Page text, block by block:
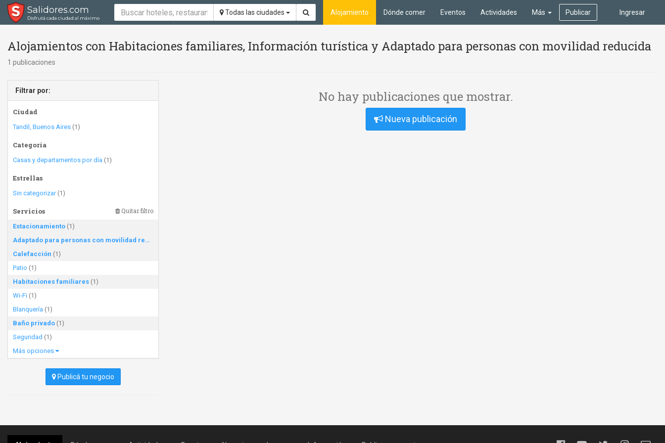
Salidores.com
Disfrutá cada ciudad al máximo
Todas las ciudades Ingresar
Alojamiento Dónde comer Eventos Actividades Más Publicar
Alojamientos con Habitaciones familiares, Información turística y Adaptado para personas con movilidad reducida
1 publicaciones
Filtrar por:
Ciudad
Tandil, Buenos Aires (1)
Categoría
Casas y departamentos por día (1)
Estrellas
Sin categorizar(1)
Servicios Quitar filtro
Estacionamiento (1)
Adaptado para personas con movilidad reducida
Calefacción (1)
Patio (1)
Habitaciones familiares (1)
Wi-Fi (1)
Blanquería (1)
Baño privado (1)
Seguridad (1)
Más opciones
Publicá tu negocio
No hay publicaciones que mostrar.
Nueva publicación